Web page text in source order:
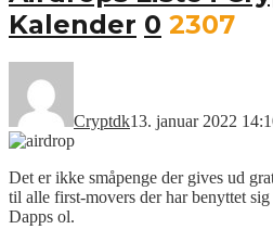
Kalender 0 2307
Cryptdk13. januar 2022
Det er ikke småpenge der gives ud
til alle first-movers der har benyttet
Dapps ol.